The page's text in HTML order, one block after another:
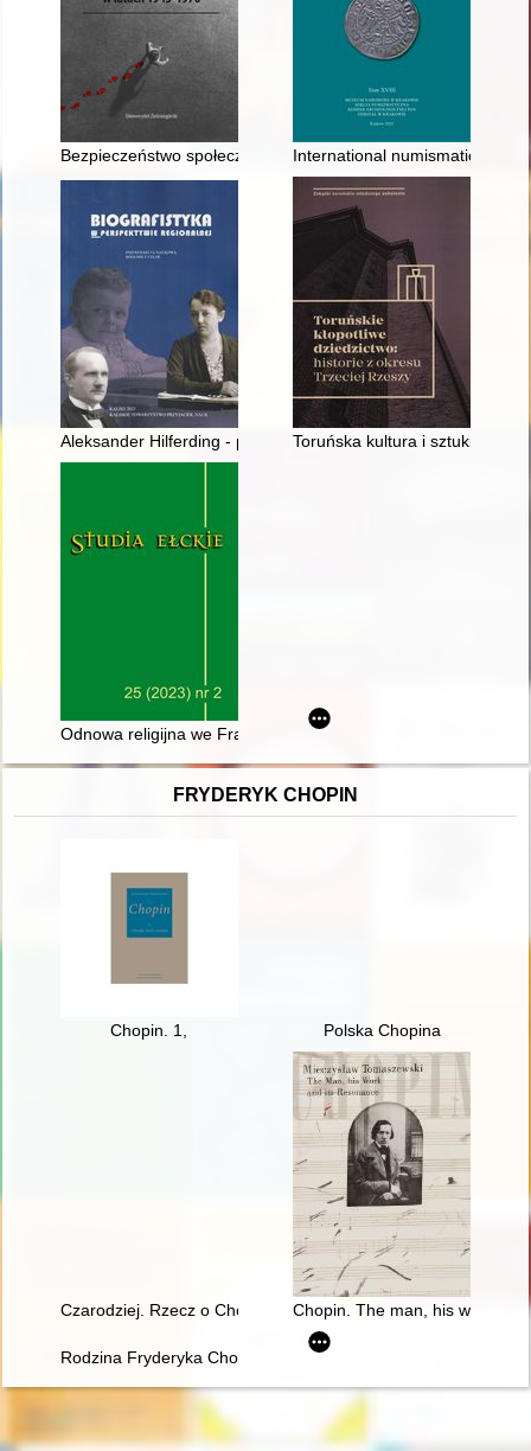
Bezpieczeństwo społeczne mieszkańców Zielonej Góry w
International numismatic
Aleksander Hilferding - pierwszy badacz kaszubszczyzny :
Toruńska kultura i sztuki
Odnowa religijna we Francji w świetle publicystyki katolickiej
FRYDERYK CHOPIN
Chopin. 1, Polska Chopina
Czarodziej. Rzecz o Chopinie [1810-1849]Chopin. The man, his work
Rodzina Fryderyka Chopina na przełomie XVIII i XIX w